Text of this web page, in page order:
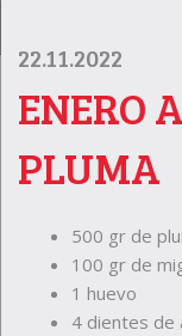
22.11.2022
ENERO
PLUMA
500 gr de
100 gr de
1 huevo
4 dientes de